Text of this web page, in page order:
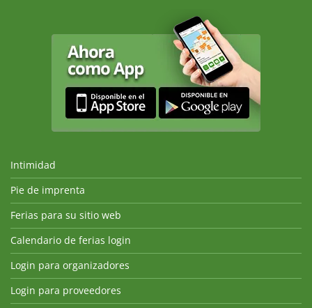
Intimidad
Pie de imprenta
Ferias para su sitio web
Calendario de ferias login
Login para organizadores
Login para proveedores